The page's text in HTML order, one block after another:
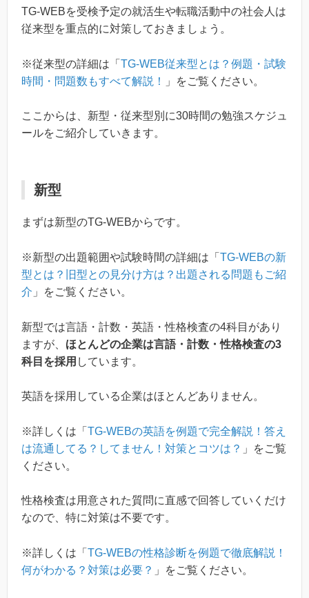
TG-WEBを受検予定の就活生や転職活動中の社会人は
従来型を重点的に対策しておきましょう。
※従来型の詳細は「 TG-WEB従来型とは？例題・試験
時間・問題数もすべて解説！
」をご覧ください。
ここからは、新型・従来型別に30時間の勉強スケジュ
ールをご紹介していきます。
新型
まずは新型のTG-WEBからです。
※新型の出題範囲や試験時間の詳細は「 TG-WEBの新
型とは？旧型との見分け方は？出題される問題もご紹
介 」をご覧ください。
新型では言語・計数・英語・性格検査の4科目があり
ますが、 ほとんどの企業は言語・計数・性格検査の3
科目を採用 しています。
英語を採用している企業はほとんどありません。
※詳しくは「 TG-WEBの英語を例題で完全解説！答え
は流通してる？してません！対策とコツは？ 」をご覧
ください。
性格検査は用意された質問に直感で回答していくだけ
なので、特に対策は不要です。
※詳しくは「 TG-WEBの性格診断を例題で徹底解説！
何がわかる？対策は必要？ 」をご覧ください。